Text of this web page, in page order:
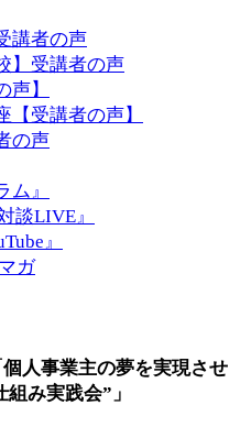
講者の声
】受講者の声
】
受講者の声】
の声
』
談LIVE』
』
ガ
事業主の夢を実現させ
み実践会”」